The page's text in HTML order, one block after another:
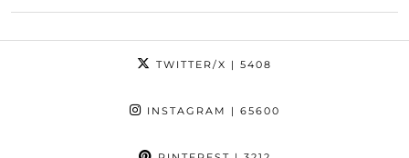
TWITTER/X | 5408
INSTAGRAM | 65600